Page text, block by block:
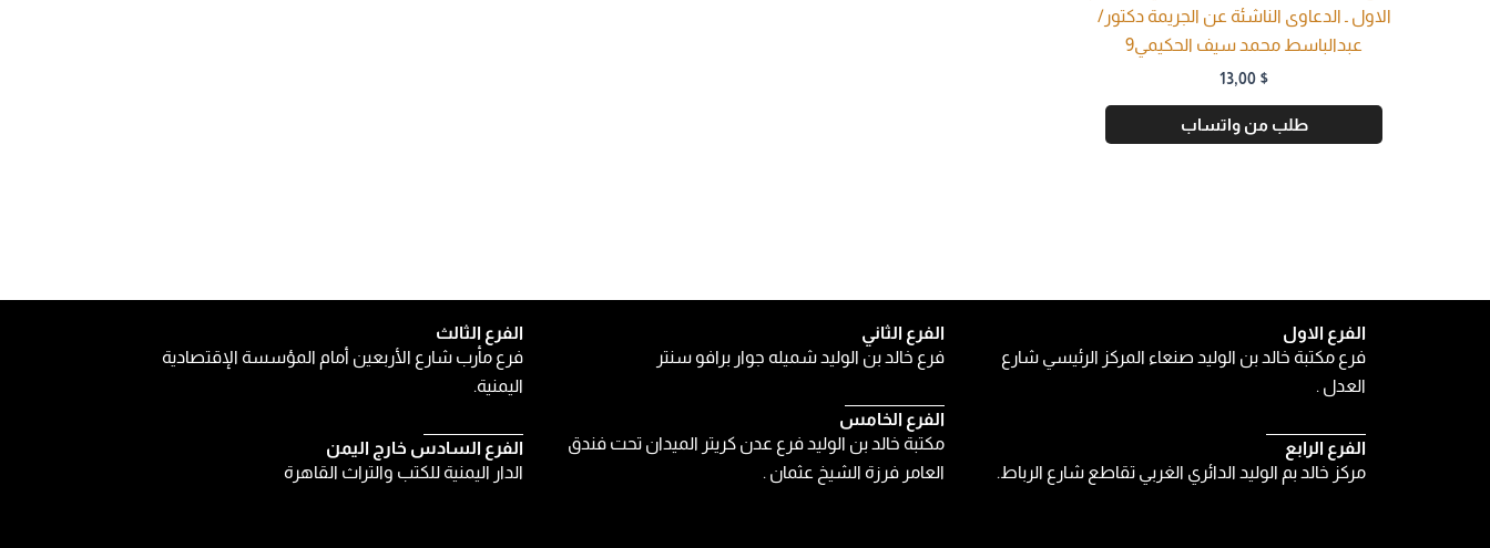
الاول ـ الدعاوى الناشئة عن الجريمة دكتور/
عبدالباسط محمد سيف الحكيمي9
13,00 $
طلب من واتساب
الفرع الثالث
فرع مأرب شارع الأربعين أمام المؤسسة الإقتصادية
اليمنية.
الفرع السادس خارج اليمن
الدار اليمنية للكتب والتراث القاهرة
الفرع الثاني
فرع خالد بن الوليد شميله جوار برافو سنتر
الفرع الخامس
مكتبة خالد بن الوليد فرع عدن كريتر الميدان تحت فندق
العامر فرزة الشيخ عثمان .
الفرع الاول
فرع مكتبة خالد بن الوليد صنعاء المركز الرئيسي شارع
العدل .
الفرع الرابع
مركز خالد بم الوليد الدائري الغربي تقاطع شارع الرباط.